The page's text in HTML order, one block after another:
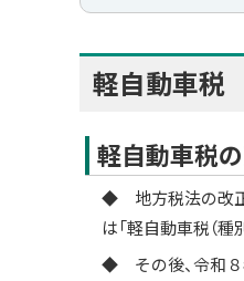
軽自動車税
軽自動車税
◆ 地方税法の改正
は「軽自動車税（
◆ その後、令和８